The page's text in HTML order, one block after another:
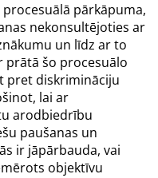
pārkāpuma,
nekonsultējoties ar
un līdz ar to
prātā šo procesuālo
pret diskrimināciju
lai ar
arodbiedrību
paušanas un
ir jāpārbauda, vai
objektīvu